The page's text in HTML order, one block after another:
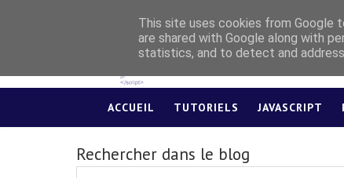
ACCUEIL TUTORIELS JAVASCRIPT
Rechercher dans le blog
This site uses cookies from Google
are shared with Google along with
statistics, and to detect and